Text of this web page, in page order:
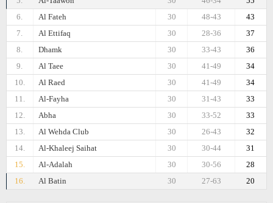
6.
Al Fateh 43
48-43
30
7.
Al Ettifaq 37
28-36
30
8.
Dhamk 36
33-43
30
9.
Al Taee 34
41-49
30
10.
Al Raed 34
41-49
30
11.
Al-Fayha 33
31-43
30
12.
Abha 33
33-52
30
13.
Al Wehda Club 32
26-43
30
14.
Al-Khaleej Saihat 31
30-44
30
15.
Al-Adalah 28
30-56
30
16.
Al Batin 20
27-63
30